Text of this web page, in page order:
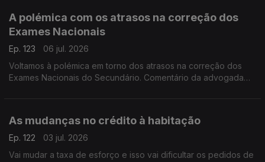
A polémica com os atrasos na correção dos
Exames Nacionais
Ep. 123
06 jul. 2026
Voltamos à polémica em torno dos atrasos na correção dos
Exames Nacionais do Secundário. Comentário da advogada
As mudanças no crédito à habitação
Ep. 122
03 jul. 2026
Vai mudar a taxa de esforço e isso vai dificultar os pedidos de